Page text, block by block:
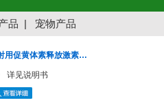
品 | 宠物产品
用促黄体素释放激素…
详见说明书